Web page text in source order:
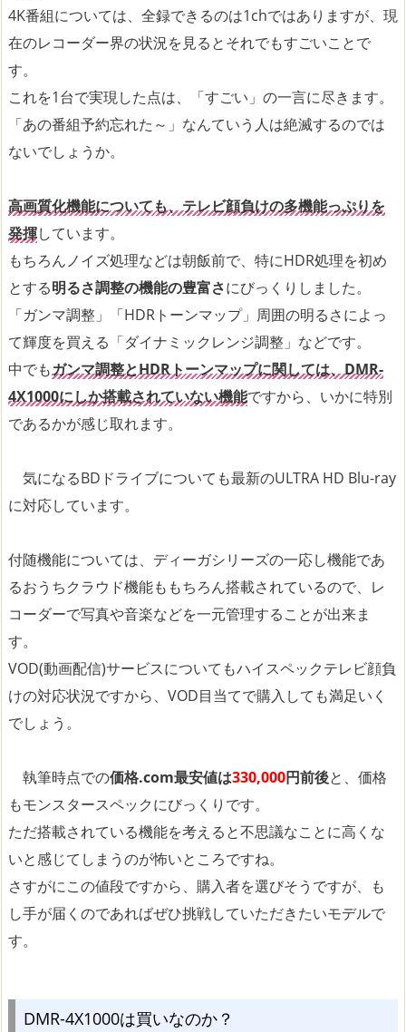
4K番組については、全録できるのは1chではありますが、現
在のレコーダー界の状況を見るとそれでもすごいことで
す。
これを1台で実現した点は、「すごい」の一言に尽きます。
「あの番組予約忘れた～」なんていう人は絶滅するのでは
ないでしょうか。
高画質化機能についても、テレビ顔負けの多機能っぷりを
発揮しています。
もちろんノイズ処理などは朝飯前で、特にHDR処理を初め
とする明るさ調整の機能の豊富さにびっくりしました。
「ガンマ調整」「HDRトーンマップ」周囲の明るさによっ
て輝度を買える「ダイナミックレンジ調整」などです。
中でもガンマ調整とHDRトーンマップに関しては、DMR-
4X1000にしか搭載されていない機能ですから、いかに特別
であるかが感じ取れます。
気になるBDドライブについても最新のULTRA HD Blu-ray
に対応しています。
付随機能については、ディーガシリーズの一応し機能であ
るおうちクラウド機能ももちろん搭載されているので、レ
コーダーで写真や音楽などを一元管理することが出来ま
す。
VOD(動画配信)サービスについてもハイスペックテレビ顔負
けの対応状況ですから、VOD目当てで購入しても満足いく
でしょう。
執筆時点での価格.com最安値は330,000円前後と、価格
もモンスタースペックにびっくりです。
ただ搭載されている機能を考えると不思議なことに高くな
いと感じてしまうのが怖いところですね。
さすがにこの値段ですから、購入者を選びそうですが、も
し手が届くのであればぜひ挑戦していただきたいモデルで
す。
DMR-4X1000は買いなのか？